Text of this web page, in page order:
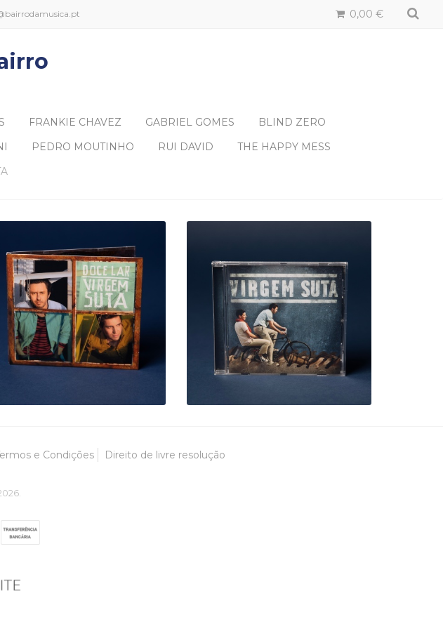
0,00 €
FRANKIE CHAVEZ GABRIEL GOMES
BLIND ZERO
PEDRO MOUTINHO RUI DAVID
THE HAPPY MESS
CD - DOCE LAR
12,30 €
CD - VIRGEM SUTA
12,30 €
e Condições Direito de livre resolução